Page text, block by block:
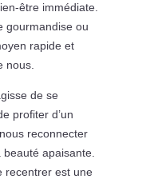
être immédiate.
gourmandise ou
rapide et
nous.
de se
profiter d’un
reconnecter
apaisante.
recentrer est une